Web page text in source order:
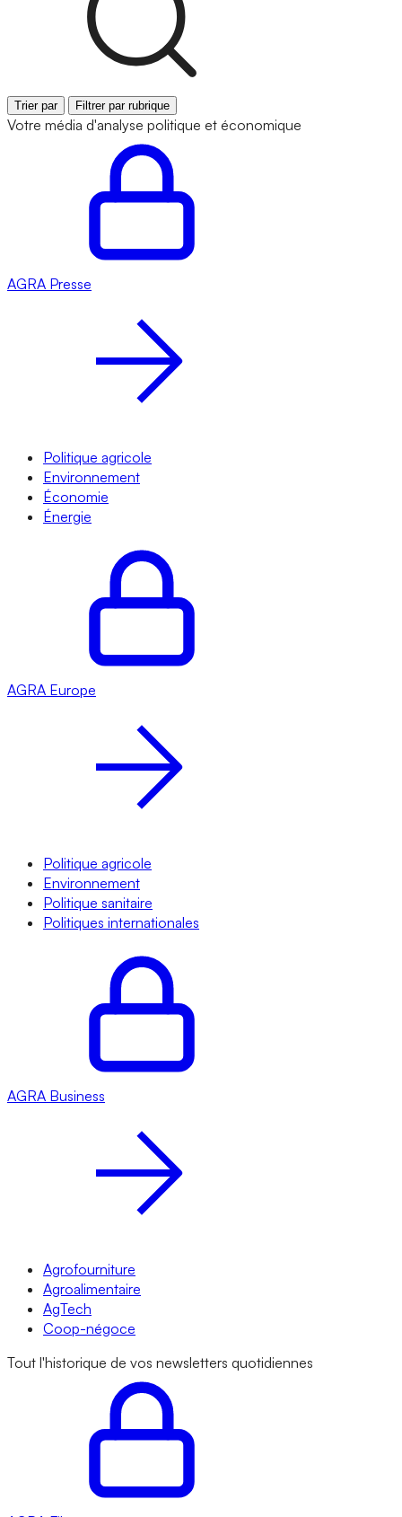
Trier par Filtrer par rubrique
Votre média d'analyse politique et économique
AGRA Presse
Politique agricole
Environnement
Économie
Énergie
AGRA Europe
Politique agricole
Environnement
Politique sanitaire
Politiques internationales
AGRA Business
Agrofourniture
Agroalimentaire
AgTech
Coop-négoce
Tout l'historique de vos newsletters quotidiennes